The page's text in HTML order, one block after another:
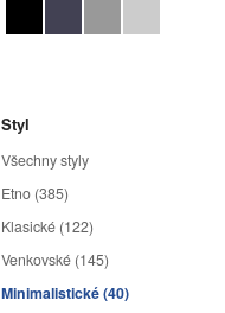
Styl
Všechny styly
Etno (385)
Klasické (122)
Venkovské (145)
Minimalistické (40)